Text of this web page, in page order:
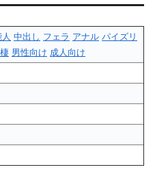
中出し フェラ アナル パイズリ
男性向け 成人向け